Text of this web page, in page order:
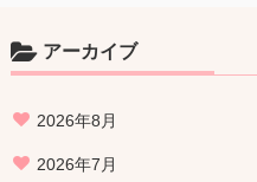
アーカイブ
2026年8月
2026年7月